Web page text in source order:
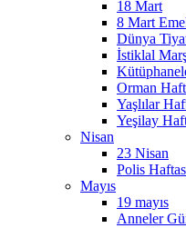
18 Mart
8 Mart
Dünya
İstiklal
Orman
Yaşlılar
Yeşilay
Nisan
23 Nisan
Polis
Mayıs
19 mayıs
Anneler